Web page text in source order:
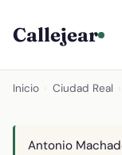
Callejear
Inicio Ciudad Real
Antonio